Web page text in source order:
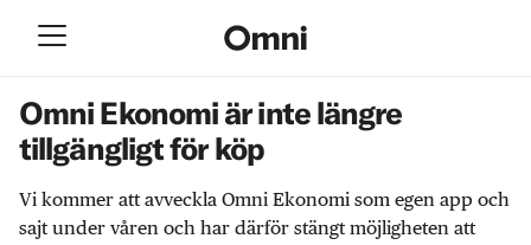
Omni Ekonomi är inte längre
tillgängligt för köp
Vi kommer att avveckla Omni Ekonomi som egen app och
sajt under våren och har därför stängt möjligheten att